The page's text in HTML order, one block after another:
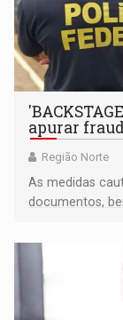
apurar
Região Norte
As medidas
documentos,